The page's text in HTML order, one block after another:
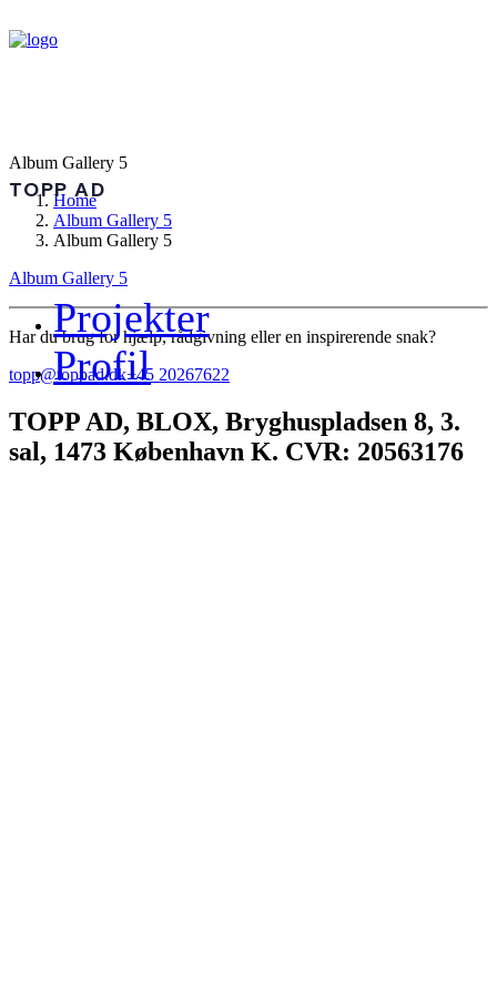
Projekter
Profil
TOPP AD
Album Gallery 5
Home
Album Gallery 5
Album Gallery 5
Album Gallery 5
Har du brug for hjælp, rådgivning eller en inspirerende snak?
topp@toppad.dk+45 20267622
TOPP AD, BLOX, Bryghuspladsen 8, 3.
sal, 1473 København K. CVR: 20563176